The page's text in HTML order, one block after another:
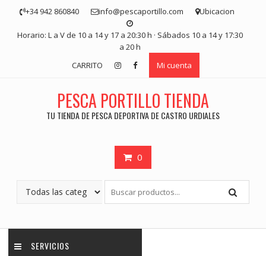
contenido
+34 942 860840 info@pescaportillo.com Ubicacion
Horario: L a V de 10 a 14 y 17 a 20:30 h · Sábados 10 a 14 y 17:30
a 20 h
CARRITO
Mi cuenta
PESCA PORTILLO TIENDA
TU TIENDA DE PESCA DEPORTIVA DE CASTRO URDIALES
0
SERVICIOS